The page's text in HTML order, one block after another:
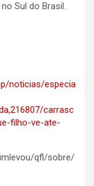
Sul do Brasil.
noticias/especia
carrasc
filho-ve-ate-
qfl/sobre/